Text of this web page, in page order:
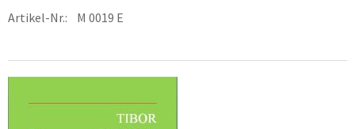
Artikel-Nr.: M 0019 E